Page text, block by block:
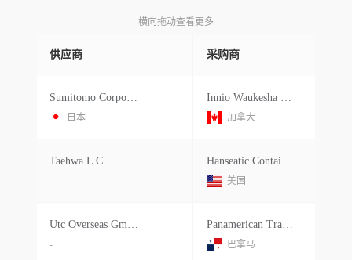
横向拖动查看更多
供应商 采购商
Sumitomo Corporation
日本
Innio Waukesha Canada Corporation
加拿大
Taehwa L C
-
Hanseatic Container Line Ltd
美国
Utc Overseas Gmbh As
-
Panamerican Transit Corp
巴拿马